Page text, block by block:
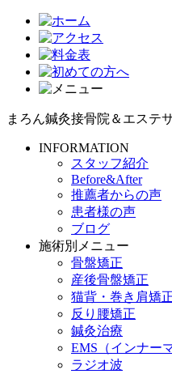
まろん鍼灸接骨院＆エステ
INFORMATION
スタッフ紹介
Before&After
推薦者からの声
患者様の声
ブログ
施術別メニュー
骨盤矯正
産後骨盤矯正
猫背・巻き肩矯
反り腰矯正
鍼灸治療
EMS（インナー
ラジオ波